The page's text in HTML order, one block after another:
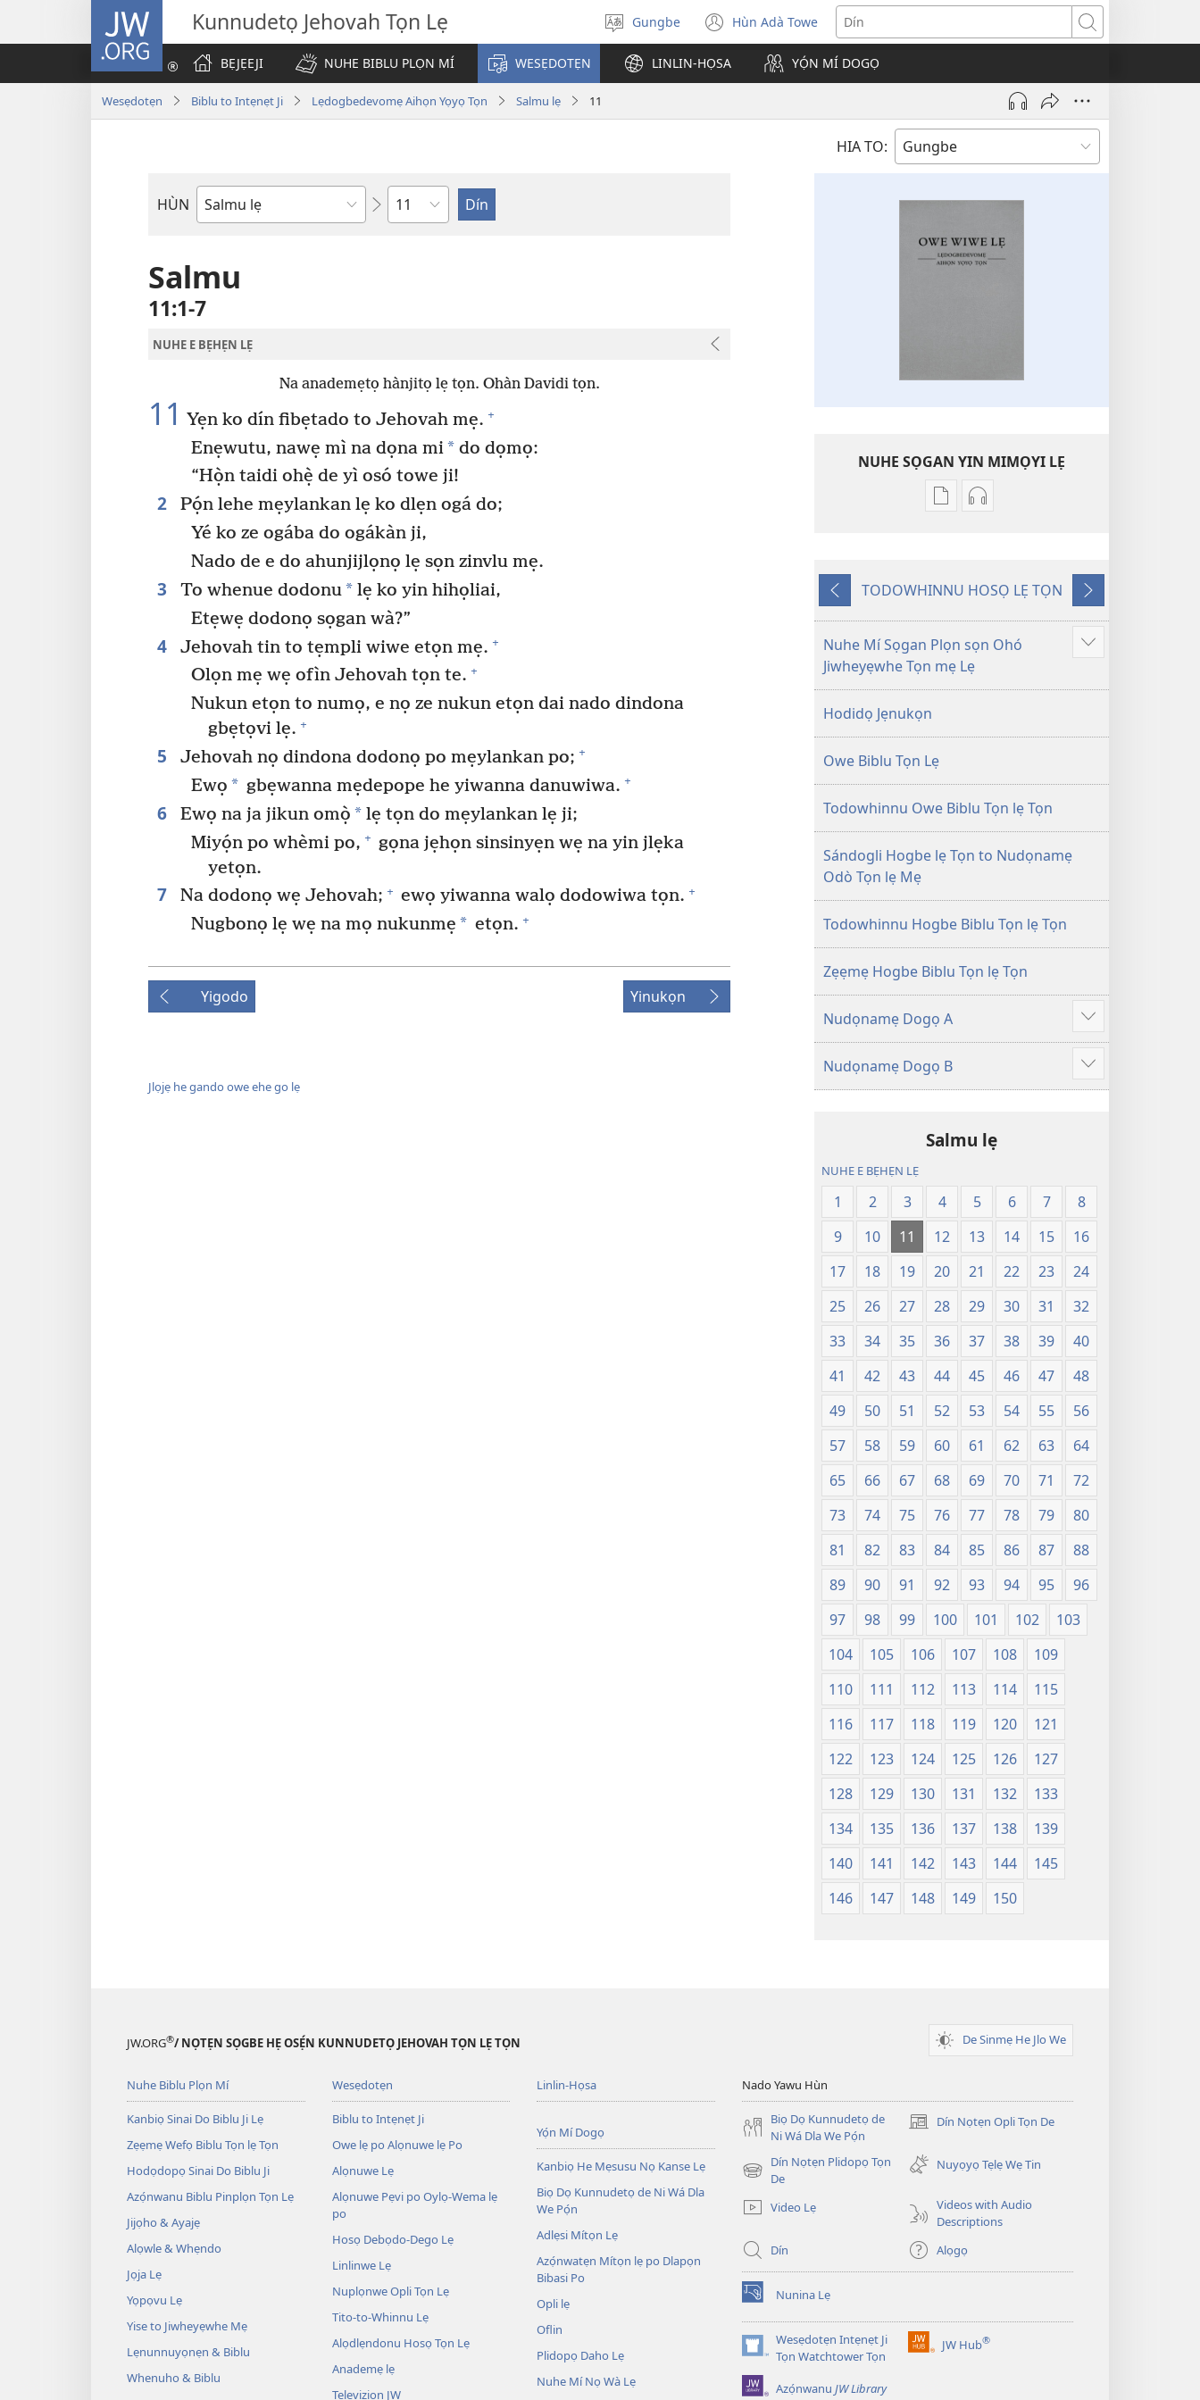
JW.ORG Kunnudetọ Jehovah Tọn Lẹ
De
ogbè
dopo
Gungbe Hùn Adà Towe
(opens
new
window)
Dín
BẸJẸEJI
NUHE BIBLU PLỌN MÍ WESẸDOTẸN LINLIN-HỌSA YỌ́N MÍ DOGỌ
Wesẹdotẹn Biblu to Intẹnẹt Ji Lẹdogbedevomẹ Aihọn Yọyọ Tọn Salmu lẹ 11
HIA TO:
HÙN
Bible
Weta
Salmu
11:1-7
NUHE E BẸHẸN LẸ
Na anademẹtọ hànjitọ lẹ tọn. Ohàn Davidi tọn.
11 Yẹn ko dín fibẹtado to Jehovah mẹ. +
Enẹwutu, nawẹ mì na dọna mi* do dọmọ:
“Họ̀n taidi ohẹ̀ de yì osó towe ji!
2
Pọ́n lehe mẹylankan lẹ ko dlẹn ogá do;
Yé ko ze ogába do ogákàn ji,
Nado de e do ahunjijlọnọ lẹ sọn zinvlu mẹ.
3 To whenue dodonu*lẹ ko yin hihọliai,
Etẹwẹ dodonọ sọgan wà?”
4 Jehovah tin to tẹmpli wiwe etọn mẹ. +
Olọn mẹ wẹ ofìn Jehovah tọn te. +
Nukun etọn to numọ, e nọ ze nukun etọn dai nado dindona
gbẹtọvi lẹ. +
5 Jehovah nọ dindona dodonọ po mẹylankan po; +
Ewọ * gbẹwanna mẹdepope he yiwanna danuwiwa. +
6 Ewọ na ja jikun omọ̀ *lẹ tọn do mẹylankan lẹ ji;
Miyọ́n po whèmi po, + gọna jẹhọn sinsinyẹn wẹ na yin jlẹka
yetọn.
7 Na dodonọ wẹ Jehovah; + ewọ yiwanna walọ dodowiwa tọn. +
Nugbonọ lẹ wẹ na mọ nukunmẹ * etọn. +
Yigodo Yinukọn
Jlọjẹ he gando owe ehe go lẹ
NUHE SỌGAN YIN MIMỌYI LẸ
Lehe
yin
gbọn
Owe
Wiwe
Lẹdogbedevomẹ
Yọyọ
Tọn
(Zinjẹgbonu
2015
Tọn)
Lehe
yin
gbọn
Owe
Lẹdogbedevomẹ
Yọyọ
Tọn
(Zinjẹgbonu
2015
Yigodo
TODOWHINNU HOSỌ LẸ TỌN
Yinukọn
Nuhe Mí Sọgan Plọn sọn Ohó
Jiwheyẹwhe Tọn mẹ Lẹ
Show
Hodidọ Jẹnukọn
Owe Biblu Tọn Lẹ
Todowhinnu Owe Biblu Tọn lẹ Tọn
Sándogli Hogbe lẹ Tọn to Nudọnamẹ
Odò Tọn lẹ Mẹ
Todowhinnu Hogbe Biblu Tọn lẹ Tọn
Zẹẹmẹ Hogbe Biblu Tọn lẹ Tọn
Nudọnamẹ Dogọ A
Show
more
Nudọnamẹ Dogọ B
Show
more
Salmu lẹ
NUHE E BẸHẸN LẸ
1 2 3 4 5 6 7
8
9
10 11 12 13 14 15
16
17
18 19 20 21 22 23
24
25
26 27 28 29 30 31
32
33
34 35 36 37 38 39
40
41
42 43 44 45 46 47
48
49
50 51 52 53 54 55
56
57
58 59 60 61 62 63
64
65
66 67 68 69 70 71
72
73
74 75 76 77 78 79
80
81
82 83 84 85 86 87
88
89
90 91 92 93 94 95
96
97
98 99 100 101 102
103
104
105 106 107 108
109
110
111 112 113 114
115
116
117 118 119 120
121
122
123 124 125 126
127
128
129 130 131 132
133
134
135 136 137 138
139
140
141 142 143 144
145
146
147 148 149 150
JW.ORG®/ NỌTẸN SỌGBE HẸ OSẸ́N KUNNUDETỌ JEHOVAH TỌN LẸ TỌN De Sinmẹ He Jlo We
Nuhe Biblu Plọn Mí
Kanbiọ Sinai Do Biblu Ji Lẹ
Zẹẹmẹ Wefọ Biblu Tọn lẹ Tọn
Hodọdopọ Sinai Do Biblu Ji
Azọ́nwanu Biblu Pinplọn Tọn Lẹ
Jijọho & Ayajẹ
Alọwle & Whẹndo
Jọja Lẹ
Yọpọvu Lẹ
Yise to Jiwheyẹwhe Mẹ
Lẹnunnuyọnẹn & Biblu
Whenuho & Biblu
Wesẹdotẹn
Biblu to Intẹnẹt Ji
Owe lẹ po Alọnuwe lẹ Po
Alọnuwe Lẹ
Alọnuwe Pẹvi po Oylọ-Wema lẹ
po
Hosọ Debọdo-Dego Lẹ
Linlinwe Lẹ
Nuplọnwe Opli Tọn Lẹ
Tito-to-Whinnu Lẹ
Alọdlẹndonu Hosọ Tọn Lẹ
Anademẹ lẹ
Televiziọn JW
Linlin-Họsa
Yọ́n Mí Dogọ
Kanbiọ He Mẹsusu Nọ Kanse Lẹ
Biọ Dọ Kunnudetọ de Ni Wá Dla
We Pọ́n
Adlẹsi Mítọn Lẹ
Azọ́nwatẹn Mítọn lẹ po Dlapọn
Bibasi Po
Opli lẹ
Oflin
Plidopọ Daho Lẹ
Nuhe Mí Nọ Wà Lẹ
Nado Yawu Hùn
Biọ Dọ Kunnudetọ de
Ni Wá Dla We Pọ́n
Dín Nọtẹn Opli Tọn De
(opens
window)
Dín Nọtẹn Plidopọ Tọn
De
(opens
window)
Nuyọyọ Tẹlẹ Wẹ Tin
Video Lẹ
Videos with Audio
Descriptions
Dín
Alọgọ
Nunina Lẹ
(opens
new
window)Wesẹdotẹn Intẹnẹt Ji
Tọn Watchtower Tọn
(opens
new
window)
JW Hub®
(opens
Azọ́nwanu JW Library